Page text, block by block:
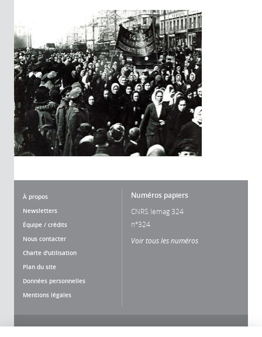
À propos
Newsletters
Équipe / crédits
Nous contacter
Charte d'utilisation
Plan du site
Données personnelles
Mentions légales
Numéros papiers
CNRS lemag 324
n°324
Voir tous les numéros